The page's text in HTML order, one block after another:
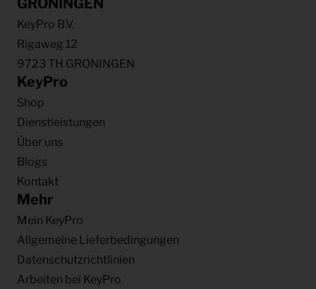
GRONINGEN
KeyPro B.V.
Rigaweg 12
9723 TH GRONINGEN
KeyPro
Shop
Dienstleistungen
Über uns
Blogs
Kontakt
Mehr
Mein KeyPro
Allgemeine Lieferbedingungen
Datenschutzrichtlinien
Arbeiten bei KeyPro